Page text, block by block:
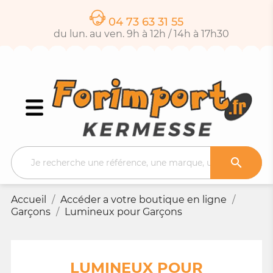
04 73 63 31 55
du lun. au ven. 9h à 12h / 14h à 17h30

Accueil
Accéder a votre boutique en ligne
Garçons
Lumineux pour Garçons
LUMINEUX POUR